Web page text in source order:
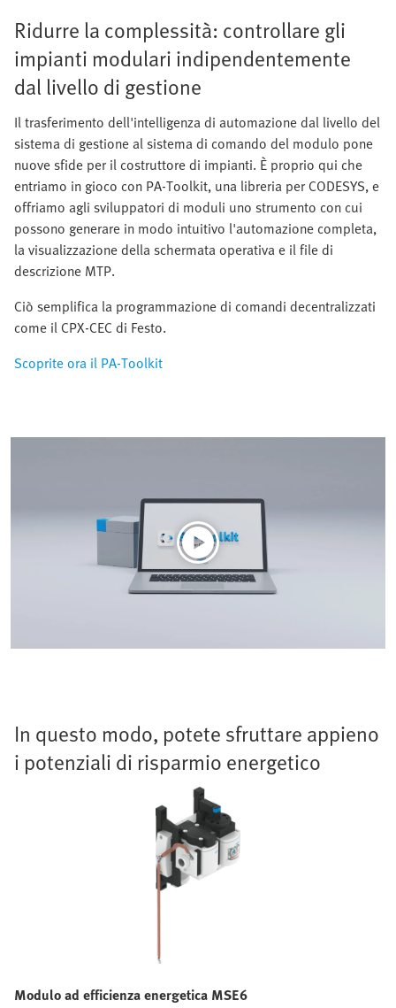
Ridurre la complessità: controllare gli
impianti modulari indipendentemente
dal livello di gestione
Il trasferimento dell'intelligenza di automazione dal livello del
sistema di gestione al sistema di comando del modulo pone
nuove sfide per il costruttore di impianti. È proprio qui che
entriamo in gioco con PA-Toolkit, una libreria per CODESYS, e
offriamo agli sviluppatori di moduli uno strumento con cui
possono generare in modo intuitivo l'automazione completa,
la visualizzazione della schermata operativa e il file di
descrizione MTP.
Ciò semplifica la programmazione di comandi decentralizzati
come il CPX-CEC di Festo.
Scoprite ora il PA-Toolkit
In questo modo, potete sfruttare appieno
i potenziali di risparmio energetico
Modulo ad efficienza energetica MSE6